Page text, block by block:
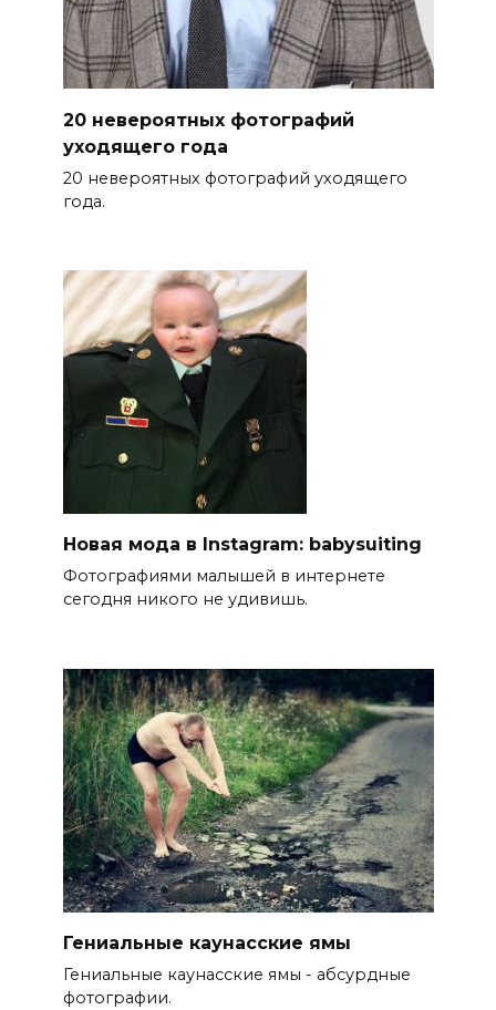
20 невероятных фотографий
уходящего года
20 невероятных фотографий уходящего
года.
Новая мода в Instagram: babysuiting
Фотографиями малышей в интернете
сегодня никого не удивишь.
Гениальные каунасские ямы
Гениальные каунасские ямы - абсурдные
фотографии.